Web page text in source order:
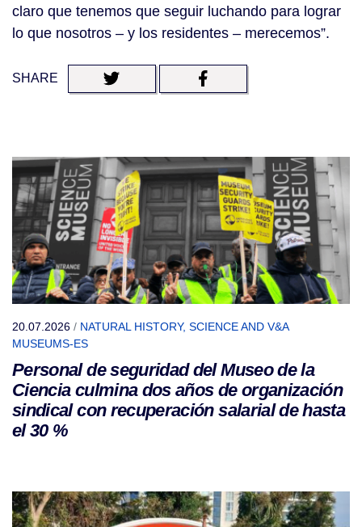
claro que tenemos que seguir luchando para lograr
lo que nosotros – y los residentes – merecemos”.
SHARE
20.07.2026 / NATURAL HISTORY, SCIENCE AND V&A
MUSEUMS-ES
Personal de seguridad del Museo de la
Ciencia culmina dos años de organización
sindical con recuperación salarial de hasta
el 30 %